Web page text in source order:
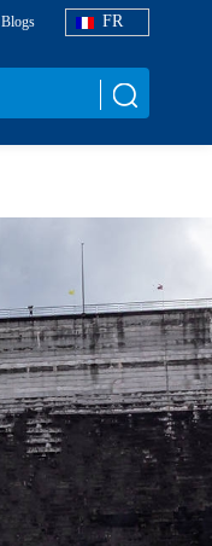
FR
Blogs